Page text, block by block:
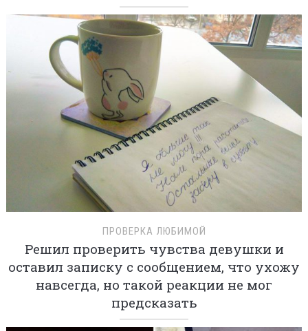
ПРОВЕРКА ЛЮБИМОЙ
Решил проверить чувства девушки и
оставил записку с сообщением, что ухожу
навсегда, но такой реакции не мог
предсказать